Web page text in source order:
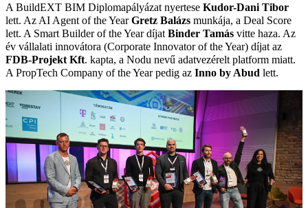
A BuildEXT BIM Diplomapályázat nyertese Kudor-Dani Tibor
lett. Az AI Agent of the YearGretz Balázs munkája, a Deal Score
lett. A Smart Builder of the Year díjat Binder Tamás vitte haza. Az
év vállalati innovátora (Corporate Innovator of the Year) díjat az
FDB-Projekt Kft. kapta, a Nodu nevű adatvezérelt platform miatt.
A PropTech Company of the Year pedig az Inno by Abud lett.